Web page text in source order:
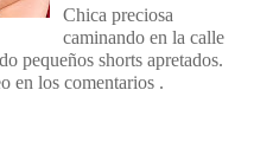
Chica preciosa
caminando en la calle
pequeños shorts apretados.
en los comentarios .